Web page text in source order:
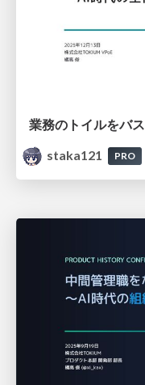
業務のトイルをバ
staka121
PRO